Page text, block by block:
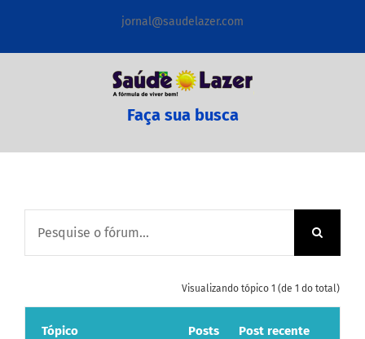
o
jornal@saudelazer.com
Faça sua busca
Visualizando tópico 1 (de 1 do total)
Tópico Posts Post recente